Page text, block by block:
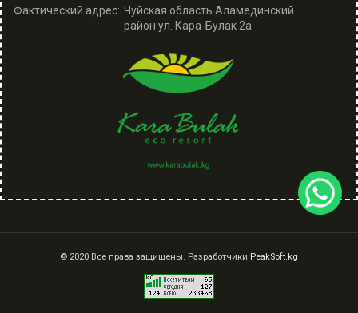
Фактический адрес: Чуйская область Аламединский
район ул. Кара-Булак 2а
© 2020 Все права защищены. Разработчики PeakSoft.kg